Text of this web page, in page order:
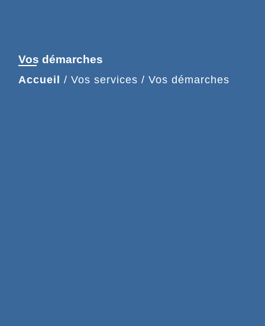
Vos démarches
Accueil / Vos services / Vos démarches